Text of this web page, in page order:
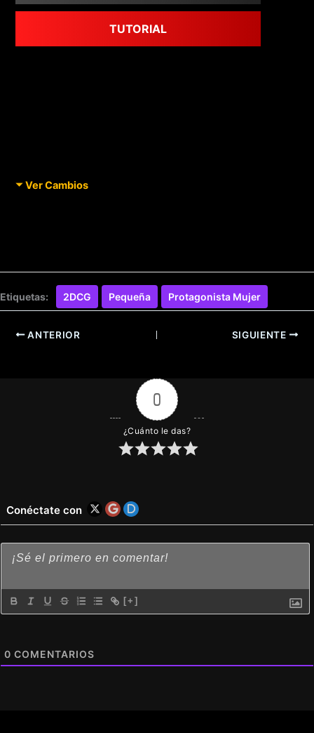
TUTORIAL
Ver Cambios
Etiquetas: 2DCG Pequeña Protagonista Mujer
ANTERIOR SIGUIENTE
0
¿Cuánto le das?
Conéctate con
[+]
0 COMENTARIOS